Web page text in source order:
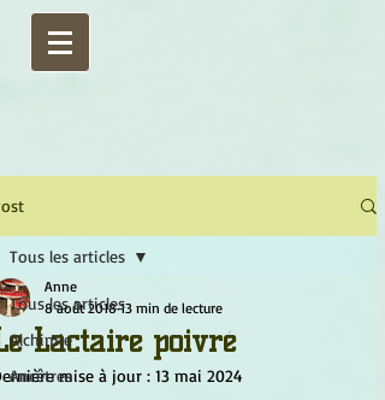
Tous les articles
Alchimie
Ancêtres
Tous les articles
Lactaire poivré
Anne
8 août 2018 13 min de lecture
mise à jour : 13 mai 2024